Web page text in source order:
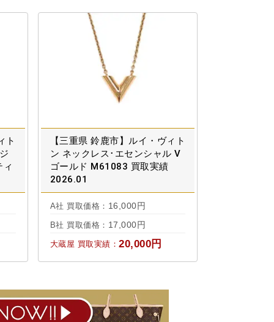
ト
【三重県 鈴鹿市】ルイ・ヴィト
ン ネックレス･エセンシャル V
ゴールド M61083 買取実績
2026.01
A社 買取価格： 16,000円
B社 買取価格： 17,000円
大蔵屋 買取実績： 20,000円